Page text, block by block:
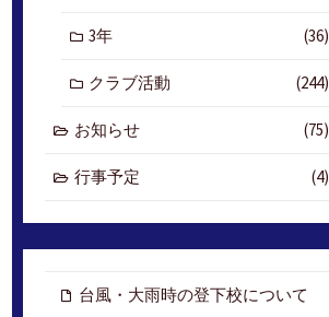
3年 (36)
クラブ活動 (244)
お知らせ (75)
行事予定 (4)
台風・大雨時の登下校について